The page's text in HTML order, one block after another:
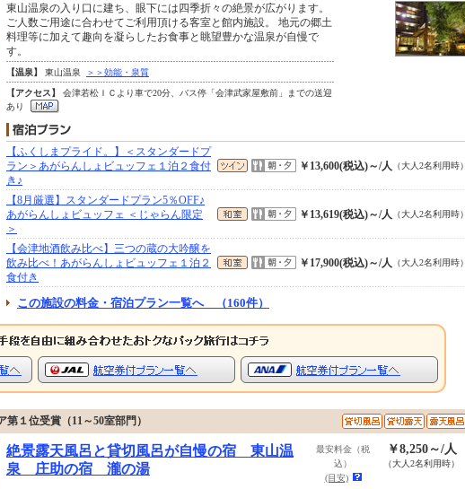
東山温泉の入り口に建ち、眼下には四季折々の絶景が広がります。
ご人数ご用途に合わせてご利用頂ける客室と館内施設。 地元の郷土
料理等に加えて趣向を凝らしたお食事と眺望豊かな温泉が自慢で
す。
【温泉】 東山温泉 ＞＞効能・泉質
【アクセス】
会津若松ＩＣより車で20分、バス停「会津武家屋敷前」までの送迎
あり
【ふくしまプライド。】＜スタンダードプ
ラン＞あがらんしょビュッフェ１泊２食付
き♪
￥13,600(税込)～/人 （大人2名利用時）
【8月厳選】スタンダードプラン5％OFF♪
あがらんしょビュッフェ ＜じゃらん限定
＞
￥13,619(税込)～/人 （大人2名利用時）
【会津地酒飲み比べ】三つの蔵の大吟醸を
飲み比べ！あがらんしょビュッフェ１泊２
食付き
￥17,900(税込)～/人 （大人2名利用時）
この施設の料金・宿泊プラン一覧へ （160件）
１位受賞（11～50室部門）
絶景露天風呂と貸切風呂が自慢の宿 東山温
泉 庄助の宿 瀧の湯
最安料金（税
込）
(目安)
￥8,250～/人
（大人2名利用時）